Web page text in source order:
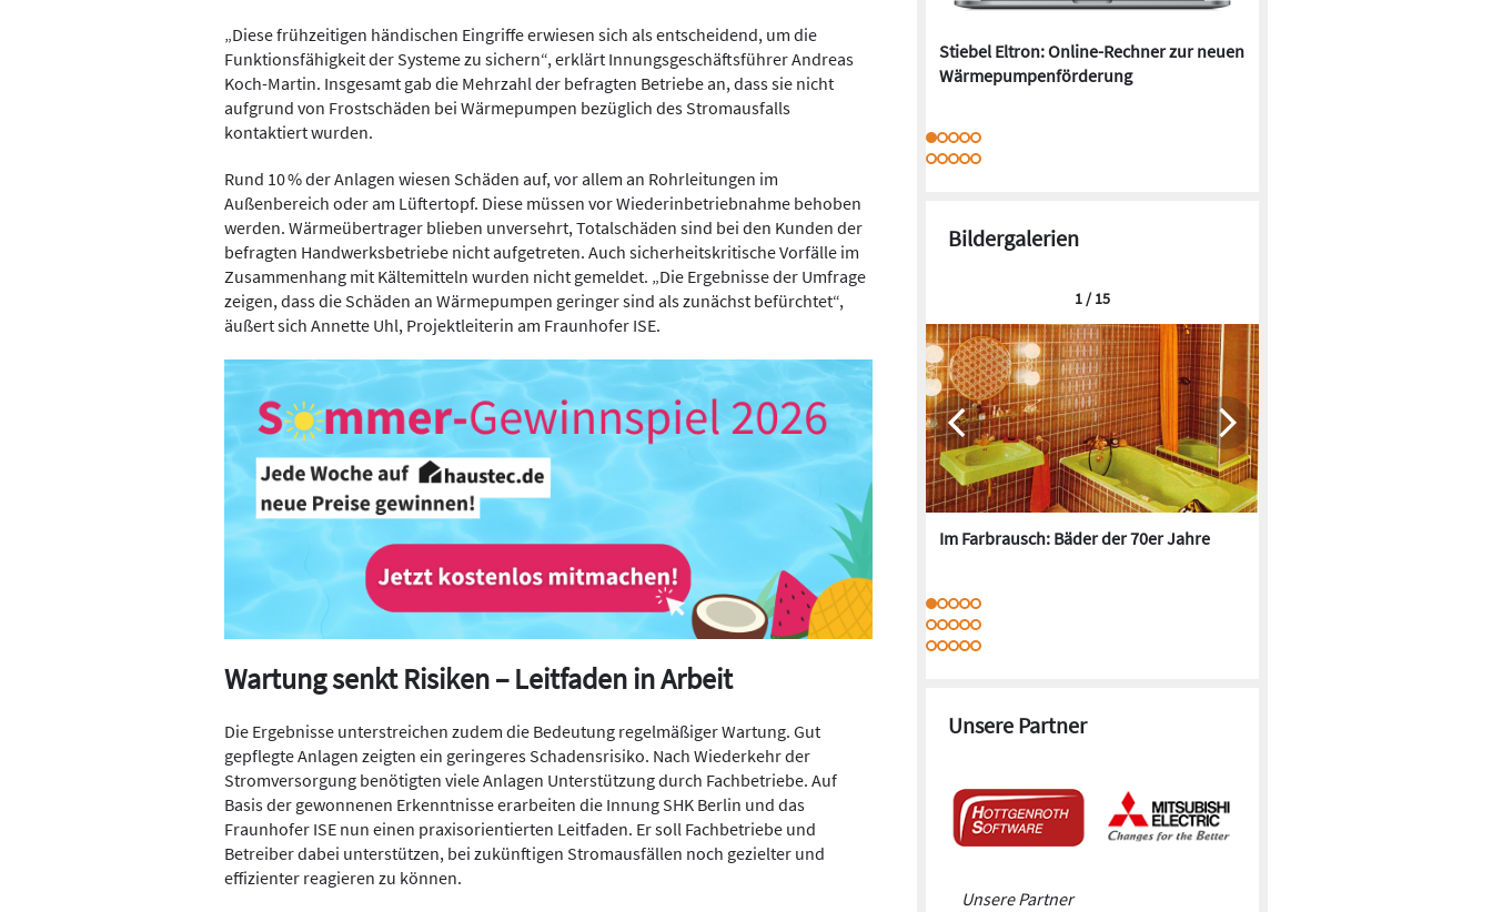
„Diese frühzeitigen händischen Eingriffe erwiesen sich als entscheidend, um die
Funktionsfähigkeit der Systeme zu sichern“, erklärt Innungsgeschäftsführer Andreas
Koch-Martin. Insgesamt gab die Mehrzahl der befragten Betriebe an, dass sie nicht
aufgrund von Frostschäden bei Wärmepumpen bezüglich des Stromausfalls
kontaktiert wurden.
Rund 10 % der Anlagen wiesen Schäden auf, vor allem an Rohrleitungen im
Außenbereich oder am Lüftertopf. Diese müssen vor Wiederinbetriebnahme behoben
werden. Wärmeübertrager blieben unversehrt, Totalschäden sind bei den Kunden der
befragten Handwerksbetriebe nicht aufgetreten. Auch sicherheitskritische Vorfälle im
Zusammenhang mit Kältemitteln wurden nicht gemeldet. „Die Ergebnisse der Umfrage
zeigen, dass die Schäden an Wärmepumpen geringer sind als zunächst befürchtet“,
äußert sich Annette Uhl, Projektleiterin am Fraunhofer ISE.
Wartung senkt Risiken – Leitfaden in Arbeit
Die Ergebnisse unterstreichen zudem die Bedeutung regelmäßiger Wartung. Gut
gepflegte Anlagen zeigten ein geringeres Schadensrisiko. Nach Wiederkehr der
Stromversorgung benötigten viele Anlagen Unterstützung durch Fachbetriebe. Auf
Basis der gewonnenen Erkenntnisse erarbeiten die Innung SHK Berlin und das
Fraunhofer ISE nun einen praxisorientierten Leitfaden. Er soll Fachbetriebe und
Betreiber dabei unterstützen, bei zukünftigen Stromausfällen noch gezielter und
effizienter reagieren zu können.
Stiebel Eltron: Online-Rechner zur neuen
Wärmepumpenförderung
Bildergalerien
Im Farbrausch: Bäder der 70er Jahre
1 / 15
Unsere Partner
Unsere Partner